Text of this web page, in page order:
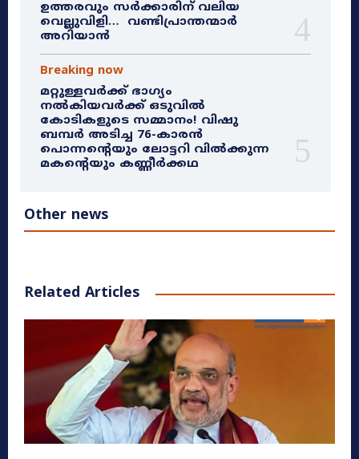
ഉത്തരവും സർക്കാരിന് വലിയ
വെല്ലുവിളി… വണ്ടിപ്രാന്തന്മാർ
അറിയാൻ
Breaking now
മറ്റുള്ളവർക്ക് ഭാഗ്യം
നൽകിയവർക്ക് ഒടുവിൽ
കോടികളുടെ സമ്മാനം! വിഷു
ബമ്പർ അടിച്ച 76-കാരൻ
പൊന്നന്റെയും ലോട്ടറി വിൽക്കുന്ന
മകന്റെയും കണ്ണീർക്കഥ
Other news
Related Articles